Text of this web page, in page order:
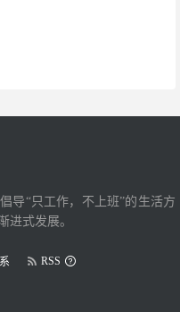
导“只工作，不上班”的生活方
进式发展。
RSS